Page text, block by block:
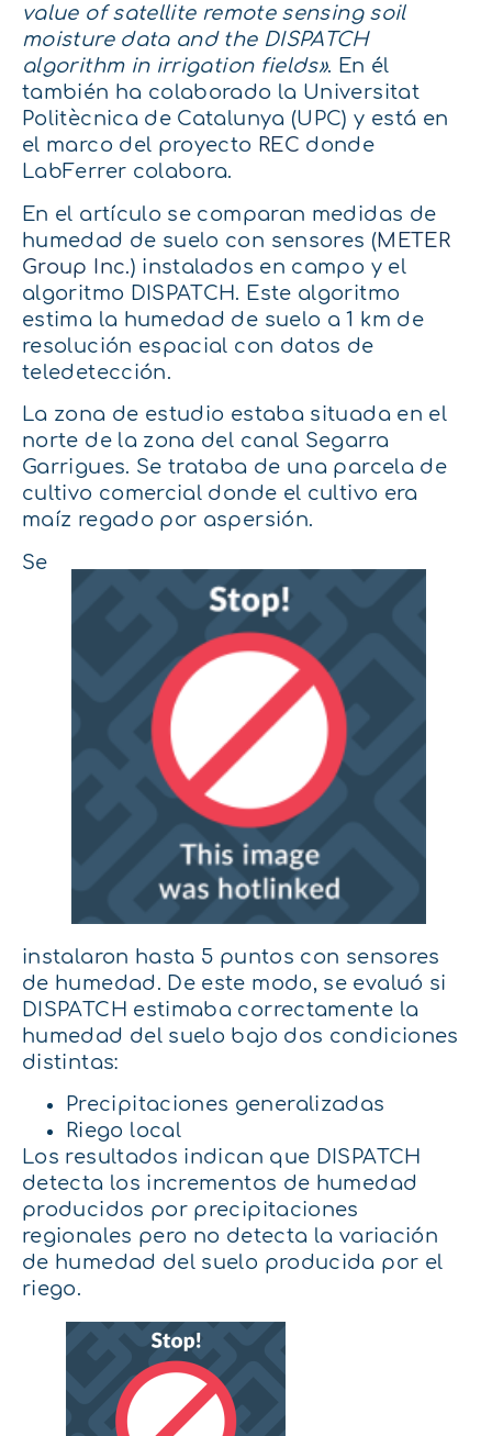
value of satellite remote sensing soil
moisture data and the DISPATCH
algorithm in irrigation fields». En él
también ha colaborado la Universitat
Politècnica de Catalunya (UPC) y está en
el marco del proyecto REC donde
LabFerrer colabora.
En el artículo se comparan medidas de
humedad de suelo con sensores (METER
Group Inc.) instalados en campo y el
algoritmo DISPATCH. Este algoritmo
estima la humedad de suelo a 1 km de
resolución espacial con datos de
teledetección.
La zona de estudio estaba situada en el
norte de la zona del canal Segarra
Garrigues. Se trataba de una parcela de
cultivo comercial donde el cultivo era
maíz regado por aspersión.
Se
instalaron hasta 5 puntos con sensores
de humedad. De este modo, se evaluó si
DISPATCH estimaba correctamente la
humedad del suelo bajo dos condiciones
distintas:
Precipitaciones generalizadas
Riego local
Los resultados indican que DISPATCH
detecta los incrementos de humedad
producidos por precipitaciones
regionales pero no detecta la variación
de humedad del suelo producida por el
riego.